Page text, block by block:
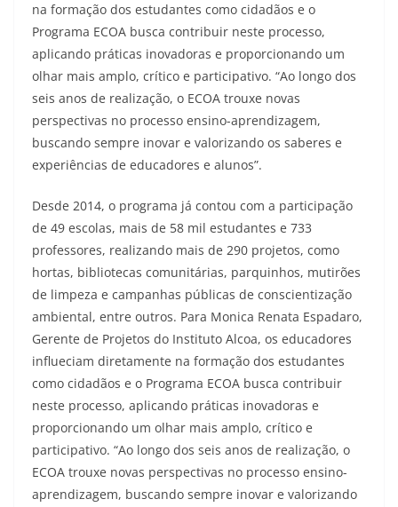
na formação dos estudantes como cidadãos e o
Programa ECOA busca contribuir neste processo,
aplicando práticas inovadoras e proporcionando um
olhar mais amplo, crítico e participativo. “Ao longo dos
seis anos de realização, o ECOA trouxe novas
perspectivas no processo ensino-aprendizagem,
buscando sempre inovar e valorizando os saberes e
experiências de educadores e alunos”.
Desde 2014, o programa já contou com a participação
de 49 escolas, mais de 58 mil estudantes e 733
professores, realizando mais de 290 projetos, como
hortas, bibliotecas comunitárias, parquinhos, mutirões
de limpeza e campanhas públicas de conscientização
ambiental, entre outros. Para Monica Renata Espadaro,
Gerente de Projetos do Instituto Alcoa, os educadores
influeciam diretamente na formação dos estudantes
como cidadãos e o Programa ECOA busca contribuir
neste processo, aplicando práticas inovadoras e
proporcionando um olhar mais amplo, crítico e
participativo. “Ao longo dos seis anos de realização, o
ECOA trouxe novas perspectivas no processo ensino-
aprendizagem, buscando sempre inovar e valorizando